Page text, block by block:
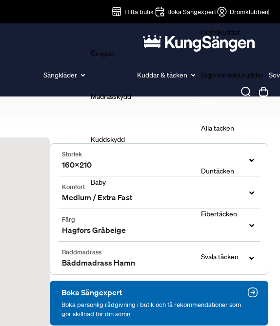
Hitta butik Boka Sängexpert Drömklubben
Sängkläder
Örngott
Madrasskydd
Kuddskydd
Baby
Kuddar & täcken
Hotellkuddar
Ergonomiska kuddar
Alla täcken
Duntäcken
Fibertäcken
Svala täcken
Storlek
160x210
Komfort
Medium / Extra Fast
Färg
Hagfors Gråbeige
Bäddmadrass
Bäddmadrass Hamn
Boka Sängexpert
Boka personlig rådgivning i butik och få rekommendationer som
gör skillnad för din sömn.